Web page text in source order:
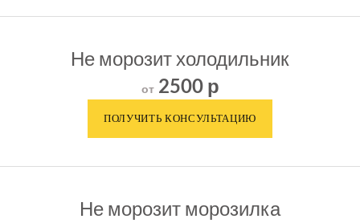
Не морозит холодильник
от2500 р
Не морозит морозилка